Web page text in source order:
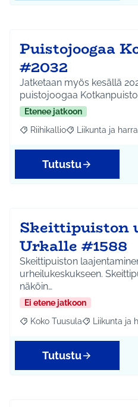
Puistojoogaa
#2032
Jatketaan myös kesällä
puistojoogaa
Etenee jatkoon
Rajaa tulokset aihepiirin
Riihikallio Rajaa tulokset
Liikunta ja
Tutustu
Skeittipuiston
Urkalle #1588
Skeittipuiston
urheilukeskukseen. Skeittipuisto on aika karun
näköin…
Ei etene jatkoon
Rajaa tulokset aihepiirin
Koko Tuusula RajaaLiikunta ja
Tutustu